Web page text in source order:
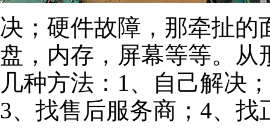
决；硬件故障，那牵扯的
盘，内存，屏幕等等。从
几种方法：1、自己解决
3、找售后服务商；4、找